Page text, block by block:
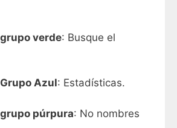
verde: Busque el
Azul: Estadísticas.
púrpura: No nombres